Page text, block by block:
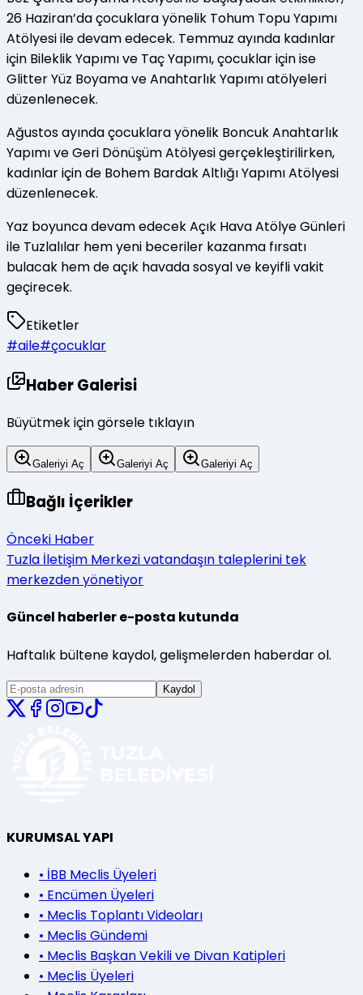
26 Haziran’da çocuklara yönelik Tohum Topu Yapımı
Atölyesi ile devam edecek. Temmuz ayında kadınlar
için Bileklik Yapımı ve Taç Yapımı, çocuklar için ise
Glitter Yüz Boyama ve Anahtarlık Yapımı atölyeleri
düzenlenecek.
Ağustos ayında çocuklara yönelik Boncuk Anahtarlık
Yapımı ve Geri Dönüşüm Atölyesi gerçekleştirilirken,
kadınlar için de Bohem Bardak Altlığı Yapımı Atölyesi
düzenlenecek.
Yaz boyunca devam edecek Açık Hava Atölye Günleri
ile Tuzlalılar hem yeni beceriler kazanma fırsatı
bulacak hem de açık havada sosyal ve keyifli vakit
geçirecek.
Etiketler
#aile#çocuklar
Haber Galerisi
Büyütmek için görsele tıklayın
Galeriyi Aç Galeriyi Aç Galeriyi Aç
Bağlı İçerikler
Önceki Haber
Tuzla İletişim Merkezi vatandaşın taleplerini tek
merkezden yönetiyor
Güncel haberler e-posta kutunda
Haftalık bültene kaydol, gelişmelerden haberdar ol.
Kaydol
KURUMSAL YAPI
• İBB Meclis Üyeleri
• Encümen Üyeleri
• Meclis Toplantı Videoları
• Meclis Gündemi
• Meclis Başkan Vekili ve Divan Katipleri
• Meclis Üyeleri